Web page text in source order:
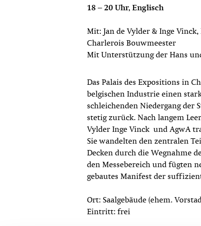
18 – 20 Uhr, Englisch
Mit: Jan de Vylder & Inge
Charlerois Bouwmeester
Mit Unterstützung der Hans
Das Palais des Expositions in
belgischen Industrie einen
schleichenden Niedergang der
stetig zurück. Nach langem
Vylder Inge Vinck und AgwA
Sie wandelten den zentralen
Decken durch die Wegnahme
den Messebereich und fügten
gebautes Manifest der
Ort: Saalgebäude (ehem.
Eintritt: frei